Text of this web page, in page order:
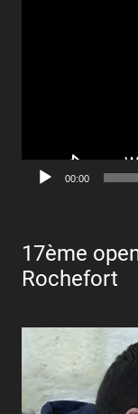
00:00
17ème
Rochefort
Lecteur
vidéo